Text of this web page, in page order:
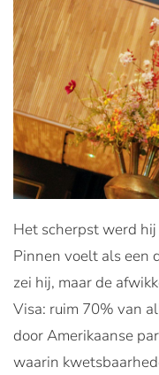
Het scherpst werd
Pinnen voelt als een
zei hij, maar de
Visa: ruim 70% van
door Amerikaanse
waarin